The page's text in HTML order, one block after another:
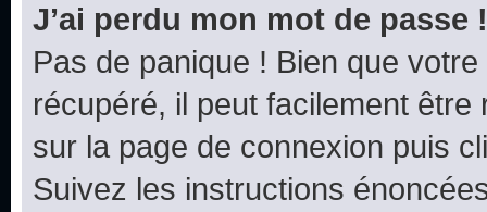
J’ai perdu mon mot de passe !
Pas de panique ! Bien que
récupéré, il peut facilement
sur la page de connexion puis
Suivez les instructions